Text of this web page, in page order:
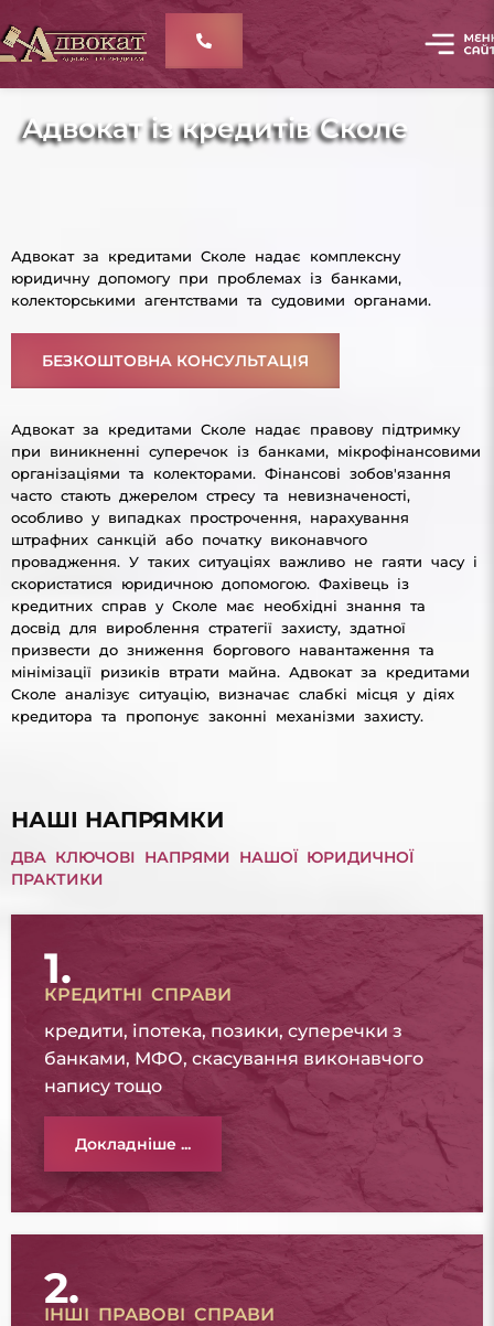
Адвокат із кредитів Сколе
Адвокат за кредитами Сколе надає комплексну
юридичну допомогу при проблемах із банками,
колекторськими агентствами та судовими органами.
БЕЗКОШТОВНА КОНСУЛЬТАЦІЯ
Адвокат за кредитами Сколе надає правову підтримку
при виникненні суперечок із банками, мікрофінансовими
організаціями та колекторами. Фінансові зобов'язання
часто стають джерелом стресу та невизначеності,
особливо у випадках прострочення, нарахування
штрафних санкцій або початку виконавчого
провадження. У таких ситуаціях важливо не гаяти часу і
скористатися юридичною допомогою. Фахівець із
кредитних справ у Сколе має необхідні знання та
досвід для вироблення стратегії захисту, здатної
призвести до зниження боргового навантаження та
мінімізації ризиків втрати майна. Адвокат за кредитами
Сколе аналізує ситуацію, визначає слабкі місця у діях
кредитора та пропонує законні механізми захисту.
НАШІ НАПРЯМКИ
ДВА КЛЮЧОВІ НАПРЯМИ НАШОЇ ЮРИДИЧНОЇ
ПРАКТИКИ
1.
КРЕДИТНІ СПРАВИ
кредити, іпотека, позики, суперечки з
банками, МФО, скасування виконавчого
напису тощо
Докладніше ...
2.
ІНШІ ПРАВОВІ СПРАВИ